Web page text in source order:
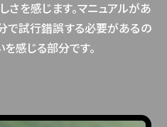
さを感じます。マニュアルがあ
で試行錯誤する必要があるの
感じる部分です。